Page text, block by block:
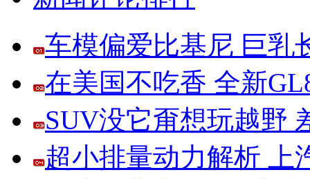
车模偏爱比基尼 巨乳
在美国不吃香 全新
SUV没它甭想玩越野
超小排量动力解析 上